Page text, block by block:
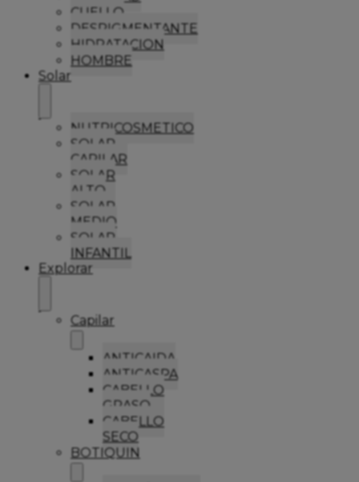
CUELLO
DESPIGMENTANTE
HIDRATACION
HOMBRE
Solar
NUTRICOSMETICO
SOLAR
CAPILAR
SOLAR
ALTO
SOLAR
MEDIO
SOLAR
INFANTIL
Explorar
Capilar
ANTICAIDA
ANTICASPA
CABELLO
GRASO
CABELLO
SECO
BOTIQUIN